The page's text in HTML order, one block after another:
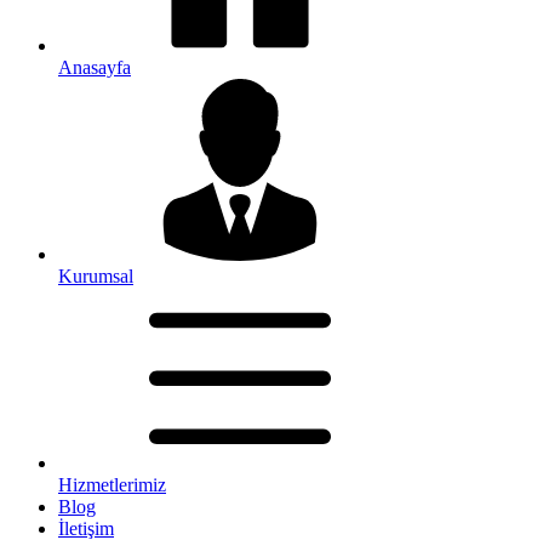
Anasayfa
Kurumsal
Hizmetlerimiz
Blog
İletişim